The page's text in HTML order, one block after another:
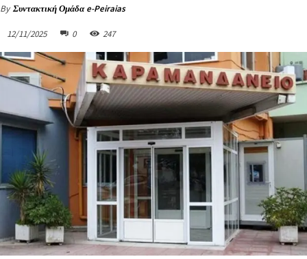
By Συντακτική Ομάδα e-Peiraias
12/11/2025 0 247